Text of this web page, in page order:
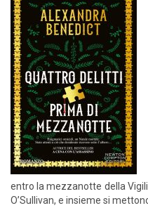
entro la mezzanotte della
O’Sullivan, e insieme si